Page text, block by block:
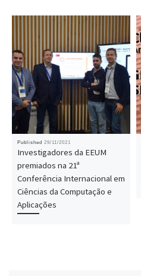
Published 29/11/2021
Investigadores da EEUM
premiados na 21ª
Conferência Internacional em
Ciências da Computação e
Aplicações